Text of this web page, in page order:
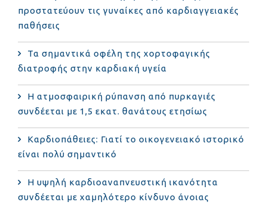
προστατεύουν τις γυναίκες από καρδιαγγειακές
παθήσεις
Τα σημαντικά οφέλη της χορτοφαγικής
διατροφής στην καρδιακή υγεία
Η ατμοσφαιρική ρύπανση από πυρκαγιές
συνδέεται με 1,5 εκατ. θανάτους ετησίως
Καρδιοπάθειες: Γιατί το οικογενειακό ιστορικό
είναι πολύ σημαντικό
Η υψηλή καρδιοαναπνευστική ικανότητα
συνδέεται με χαμηλότερο κίνδυνο άνοιας